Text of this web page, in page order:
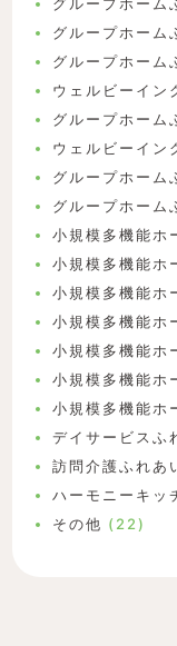
グループホーム
グループホーム
ウェルビーイン
グループホーム
ウェルビーイン
グループホーム
グループホーム
小規模多機能ホ
小規模多機能ホ
小規模多機能ホ
小規模多機能ホ
小規模多機能ホ
小規模多機能ホ
小規模多機能ホ
デイサービスふ
訪問介護ふれあ
ハーモニーキッ
その他 (22)